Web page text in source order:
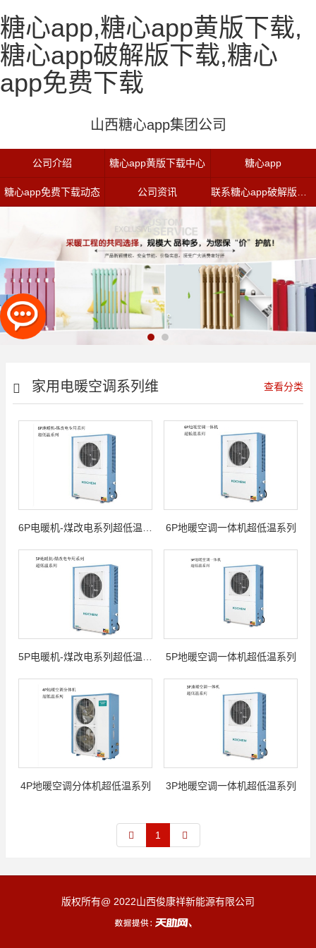
糖心app,糖心app黄版下载,
糖心app破解版下载,糖心
app免费下载
山西糖心app集团公司
公司介绍 糖心app黄版下载中心 糖心app
糖心app免费下载动态 公司资讯
家用电暖空调系列维
京系列
查看分类
6P地暖空调一体机超低温系列
5P地暖空调一体机超低温系列
4P地暖空调分体机超低温系列 3P地暖空调一体机超低温系列
1
版权所有@ 2022山西俊康祥新能源有限公司